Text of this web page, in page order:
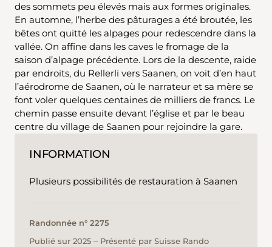
des sommets peu élevés mais aux formes originales.
En automne, l’herbe des pâturages a été broutée, les
bêtes ont quitté les alpages pour redescendre dans la
vallée. On affine dans les caves le fromage de la
saison d’alpage précédente. Lors de la descente, raide
par endroits, du Rellerli vers Saanen, on voit d’en haut
l’aérodrome de Saanen, où le narrateur et sa mère se
font voler quelques centaines de milliers de francs. Le
chemin passe ensuite devant l’église et par le beau
centre du village de Saanen pour rejoindre la gare.
INFORMATION
Plusieurs possibilités de restauration à Saanen
Randonnée n° 2275
Publié sur 2025 ‒ Présenté par Suisse Rando